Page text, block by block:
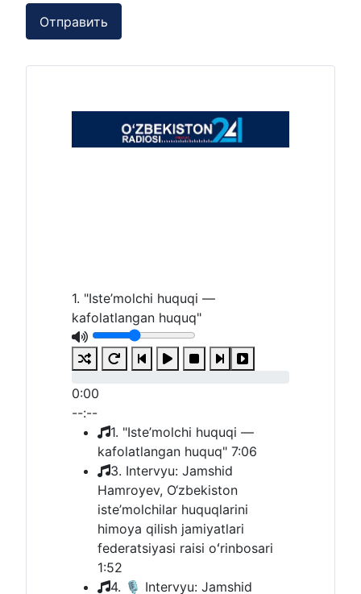
1. "Iste’molchi huquqi —
kafolatlangan huquq"
0:00
--:--
1. "Iste’molchi huquqi —
kafolatlangan huquq" 7:06
3. Intervyu: Jamshid
Hamroyev, O‘zbekiston
iste’molchilar huquqlarini
himoya qilish jamiyatlari
federatsiyasi raisi oʻrinbosari
1:52
4. 🎙 Intervyu: Jamshid
Отправить